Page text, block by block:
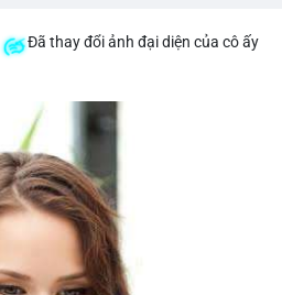
Đã thay đổi ảnh đại diện của cô ấy